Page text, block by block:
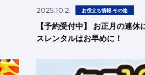
2025.10.2 お役立ち情報-その他
【予約受付中】 お正月の連休
スレンタルはお早めに！